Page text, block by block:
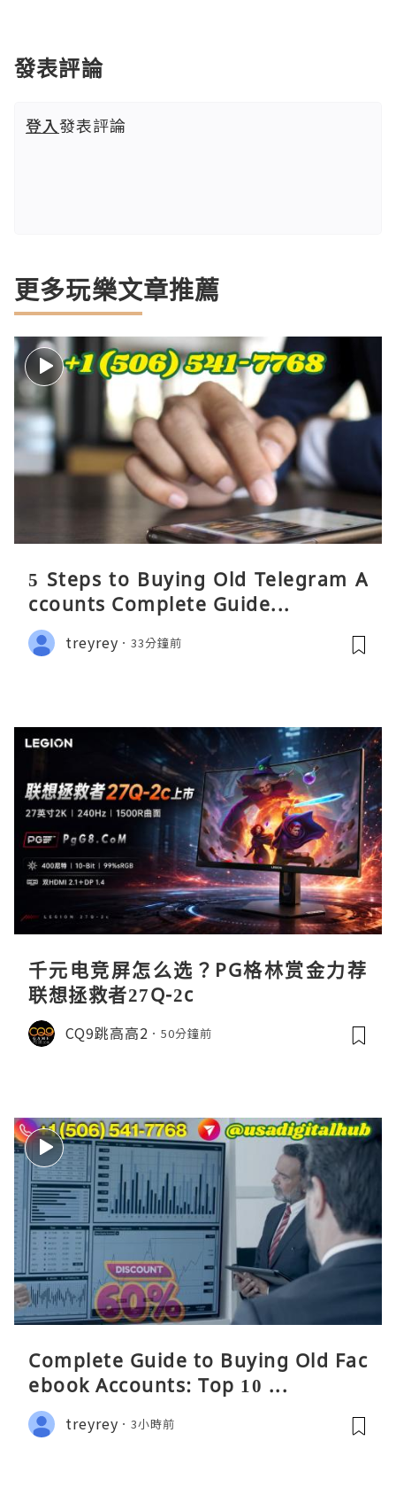
發表評論
登入發表評論
更多玩樂文章推薦
5 Steps to Buying Old Telegram A
ccounts Complete Guide...
treyrey 33分鐘前
千元电竞屏怎么选？PG格林赏金力荐
联想拯救者27Q-2c
CQ9跳高高2 50分鐘前
Complete Guide to Buying Old Fac
ebook Accounts: Top 10 ...
treyrey 3小時前